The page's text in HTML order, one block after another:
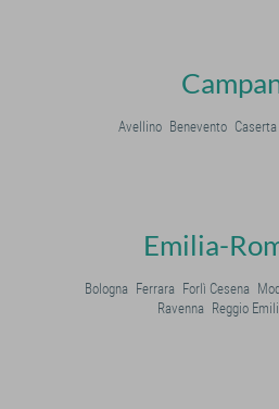
Avellino Benevento Caserta
Emilia-
Bologna Ferrara Forlì Cesena
Ravenna Reggio